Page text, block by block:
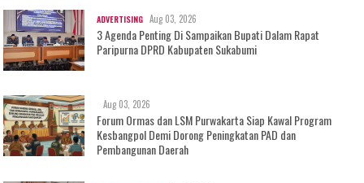
ADVERTISING Aug 03, 2026
3 Agenda Penting Di Sampaikan Bupati Dalam Rapat
Paripurna DPRD Kabupaten Sukabumi
Aug 03, 2026
Forum Ormas dan LSM Purwakarta Siap Kawal Program
Kesbangpol Demi Dorong Peningkatan PAD dan
Pembangunan Daerah